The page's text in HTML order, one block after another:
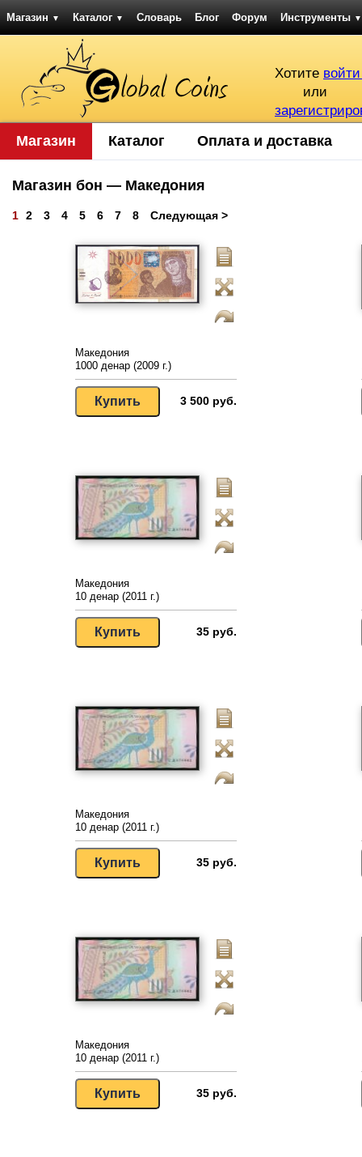
Магазин ▼ Каталог ▼ Словарь Блог Форум Инструменты ▼
Хотите
или
Магазин Каталог Оплата и доставка
Магазин бон — Македония
1 2 3 4 5 6 7 8 Следующая >
Македония
1000 денар (2009 г.)
3 500 руб.
Македония
10 денар (2011 г.)
35 руб.
Македония
10 денар (2011 г.)
35 руб.
Македония
10 денар (2011 г.)
35 руб.